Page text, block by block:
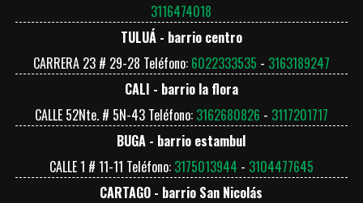
3116474018
TULUÁ - barrio centro
CARRERA 23 # 29-28 Teléfono: 6022333535 - 3163189247
CALI - barrio la flora
CALLE 52Nte. # 5N-43 Teléfono: 3162680826 - 3117201717
BUGA - barrio estambul
CALLE 1 # 11-11 Teléfono: 3175013944 - 3104477645
CARTAGO - barrio San Nicolás